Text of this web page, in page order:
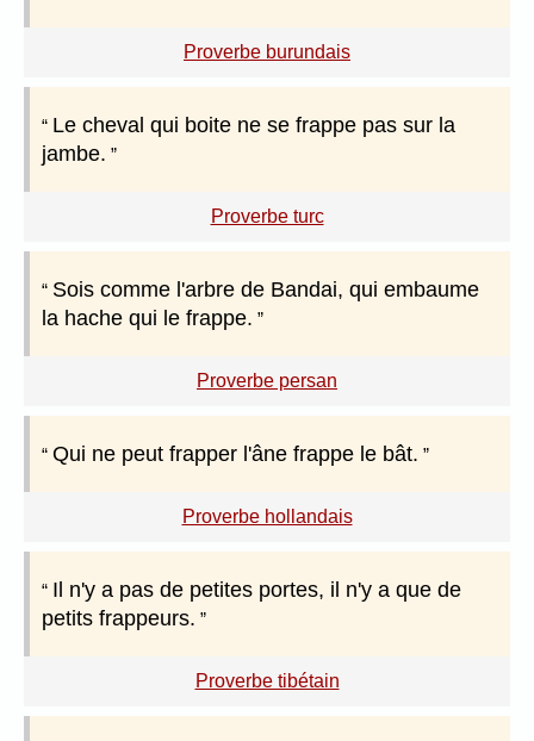
Proverbe burundais
Le cheval qui boite ne se frappe pas sur la
jambe.
Proverbe turc
Sois comme l'arbre de Bandai, qui embaume
la hache qui le frappe.
Proverbe persan
Qui ne peut frapper l'âne frappe le bât.
Proverbe hollandais
Il n'y a pas de petites portes, il n'y a que de
petits frappeurs.
Proverbe tibétain